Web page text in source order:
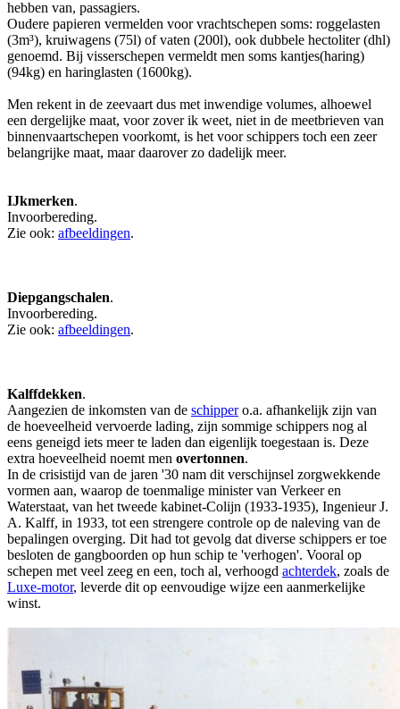
hebben van, passagiers.
Oudere papieren vermelden voor vrachtschepen soms: roggelasten
(3m³), kruiwagens (75l) of vaten (200l), ook dubbele hectoliter (dhl)
genoemd. Bij visserschepen vermeldt men soms kantjes(haring)
(94kg) en haringlasten (1600kg).
Men rekent in de zeevaart dus met inwendige volumes, alhoewel
een dergelijke maat, voor zover ik weet, niet in de meetbrieven van
binnenvaartschepen voorkomt, is het voor schippers toch een zeer
belangrijke maat, maar daarover zo dadelijk meer.
IJkmerken.
Invoorbereding.
Zie ook: afbeeldingen.
Diepgangschalen.
Invoorbereding.
Zie ook: afbeeldingen.
Kalffdekken.
Aangezien de inkomsten van de schippero.a. afhankelijk zijn van
de hoeveelheid vervoerde lading, zijn sommige schippers nog al
eens geneigd iets meer te laden dan eigenlijk toegestaan is. Deze
extra hoeveelheid noemt men overtonnen.
In de crisistijd van de jaren '30 nam dit verschijnsel zorgwekkende
vormen aan, waarop de toenmalige minister van Verkeer en
Waterstaat, van het tweede kabinet-Colijn (1933-1935), Ingenieur J.
A. Kalff, in 1933, tot een strengere controle op de naleving van de
bepalingen overging. Dit had tot gevolg dat diverse schippers er toe
besloten de gangboorden op hun schip te 'verhogen'. Vooral op
schepen met veel zeeg en een, toch al, verhoogd achterdek, zoals de
Luxe-motor, leverde dit op eenvoudige wijze een aanmerkelijke
winst.